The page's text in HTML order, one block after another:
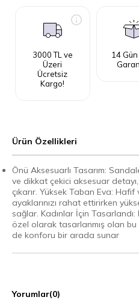
3000 TL ve
Üzeri
Ücretsiz
Kargo!
14
Ürün Özellikleri
Önü Aksesuarlı Tasarım:
ve dikkat çekici aksesuar
çıkarır. Yüksek Taban Eva:
ayaklarınızı rahat ettirirken
sağlar. Kadınlar İçin
özel olarak tasarlanmış olan bu
de konforu bir arada sunar
Yorumlar(0)